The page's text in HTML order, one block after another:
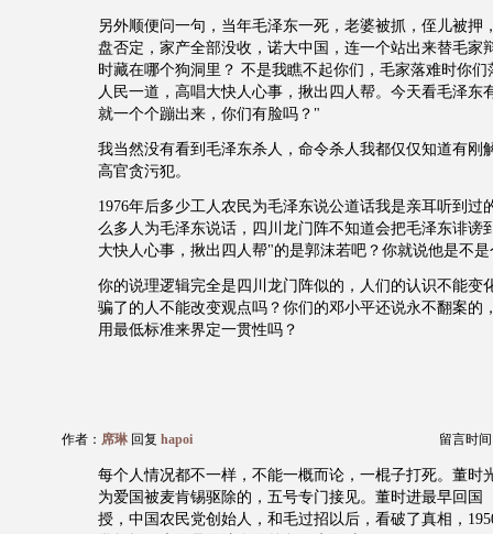
另外顺便问一句，当年毛泽东一死，老婆被抓，侄儿被押
盘否定，家产全部没收，诺大中国，连一个站出来替毛家
时藏在哪个狗洞里？ 不是我瞧不起你们，毛家落难时你
人民一道，高唱大快人心事，揪出四人帮。今天看毛泽东
就一个个蹦出来，你们有脸吗？"
我当然没有看到毛泽东杀人，命令杀人我都仅仅知道有刚
高官贪污犯。
1976年后多少工人农民为毛泽东说公道话我是亲耳听到过
么多人为毛泽东说话，四川龙门阵不知道会把毛泽东诽谤
大快人心事，揪出四人帮"的是郭沫若吧？你就说他是不
你的说理逻辑完全是四川龙门阵似的，人们的认识不能变
骗了的人不能改变观点吗？你们的邓小平还说永不翻案的
用最低标准来界定一贯性吗？
作者： 席琳 回复 hapoi 留言时间
每个人情况都不一样，不能一概而论，一棍子打死。董时
为爱国被麦肯锡驱除的，五号专门接见。董时进最早回国
授，中国农民党创始人，和毛过招以后，看破了真相，